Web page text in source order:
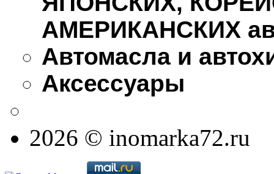
АМЕРИКАНСКИХ
Автомасла и
Аксессуары
2026 © inomarka72.ru